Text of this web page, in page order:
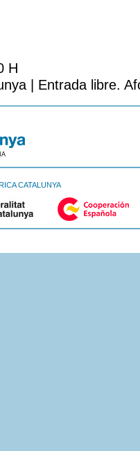
H
| Entrada libre.
CATALUNYA